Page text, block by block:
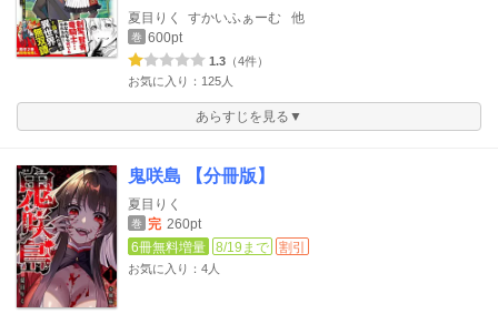
夏目りく すかいふぁーむ 他
巻 600pt
1.3 （4件）
お気に入り：125人
あらすじを見る▼
鬼咲島 【分冊版】
夏目りく
巻 完 260pt
6冊無料増量
8/19まで 割引
お気に入り：4人